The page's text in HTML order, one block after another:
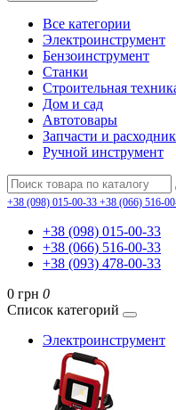
Все категории
Электроинструмент
Бензоинструмент
Станки
Строительная
Дом и сад
Автотовары
Запчасти и
Ручной инструмент
+38 (098) 015-00-33 +38 (066) 516-
+38 (098) 015-00-33
+38 (066) 516-00-33
+38 (093) 478-00-33
0 грн 0
Список категорий
Электроинструмент